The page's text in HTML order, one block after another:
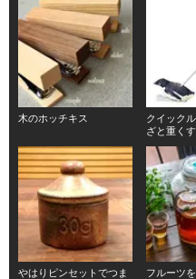
木のホッチキス
クイック
ざと重くす
やはりピンセットでつま
フルーツ